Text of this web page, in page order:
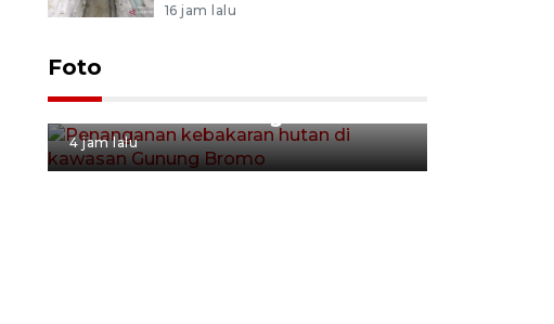
16 jam lalu
Foto
Penanganan kebakaran hutan
4 jam lalu